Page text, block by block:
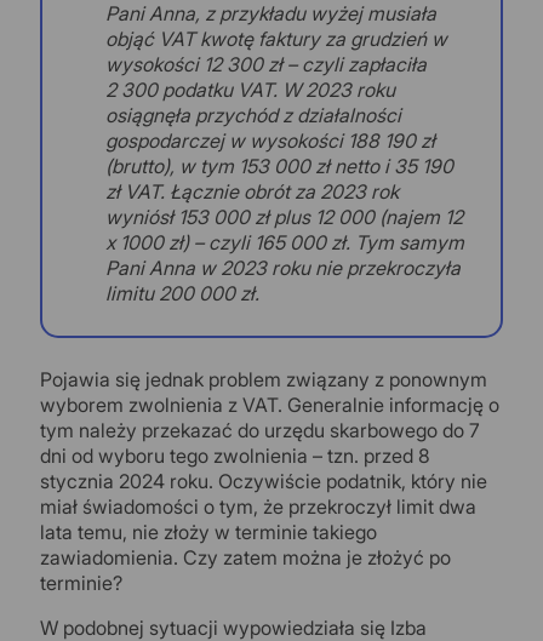
Pani Anna, z przykładu wyżej musiała
objąć VAT kwotę faktury za grudzień w
wysokości 12 300 zł – czyli zapłaciła
2 300 podatku VAT. W 2023 roku
osiągnęła przychód z działalności
gospodarczej w wysokości 188 190 zł
(brutto), w tym 153 000 zł netto i 35 190
zł VAT. Łącznie obrót za 2023 rok
wyniósł 153 000 zł plus 12 000 (najem 12
x 1000 zł) – czyli 165 000 zł. Tym samym
Pani Anna w 2023 roku nie przekroczyła
limitu 200 000 zł.
Pojawia się jednak problem związany z ponownym
wyborem zwolnienia z VAT. Generalnie informację o
tym należy przekazać do urzędu skarbowego do 7
dni od wyboru tego zwolnienia – tzn. przed 8
stycznia 2024 roku. Oczywiście podatnik, który nie
miał świadomości o tym, że przekroczył limit dwa
lata temu, nie złoży w terminie takiego
zawiadomienia. Czy zatem można je złożyć po
terminie?
W podobnej sytuacji wypowiedziała się Izba